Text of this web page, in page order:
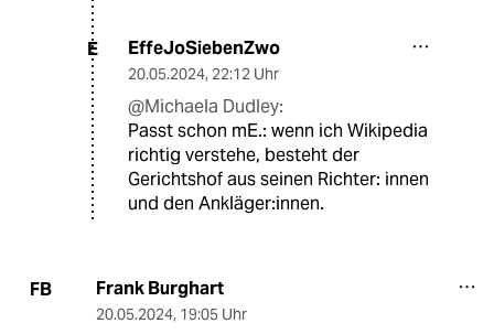
E EffeJoSiebenZwo
20.05.2024, 22:12 Uhr
@Michaela Dudley:
Passt schon mE.: wenn ich Wikipedia
richtig verstehe, besteht der
Gerichtshof aus seinen Richter: innen
und den Ankläger:innen.
FB Frank Burghart
20.05.2024, 19:05 Uhr